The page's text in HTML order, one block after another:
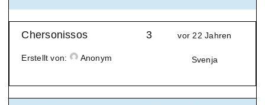
nach:
Mein
Chersonissos
Erstellt von: Anonym
3 vor 22 Jahren
Svenja